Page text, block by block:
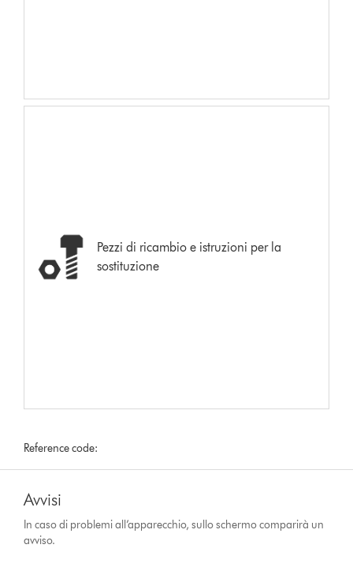
Pezzi di ricambio e istruzioni per la
sostituzione
Reference code:
Avvisi
In caso di problemi all’apparecchio, sullo schermo comparirà un
avviso.